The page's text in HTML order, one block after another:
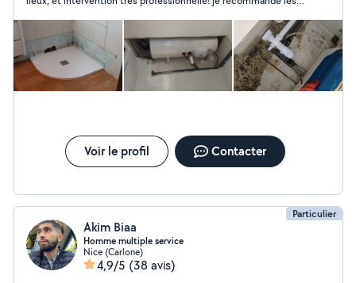
Voir le profil Contacter
Particulier
Akim Biaa
Homme multiple service
Nice (Carlone)
4,9/5 (38 avis)